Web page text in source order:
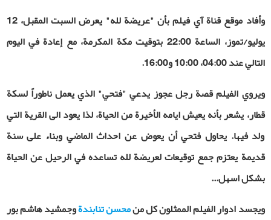
وأفاد موقع قناة آي فيلم بأن "عريضة لله" ي
عرض السبت المقبل، 12
يوليو/تموز، الساعة 22:00 بتوقيت مكة المكرمة، مع إعادة في اليوم
التالي عند 04:00، 10:00 و16:00.
ويروي الفيلم قصة رجل عجوز يدعي "فتحي" الذي يعمل ناطوراً لسكة
قطار، يشعر بأنه يعيش ايامه الأخيرة من الحياة، لذا يعود الى القرية التي
ولد فيها. يحاول فتحي أن يعوض عن احداث الماضي وبناء على سنة
قديمة يعتزم جمع توقيعات لعريضة لله تساعده في الرحيل عن الحياة
بشكل اسهل...
ويجسد ادوار الفيلم الممثلون كل منمحسن تنابندةوجمشيد هاشم بور